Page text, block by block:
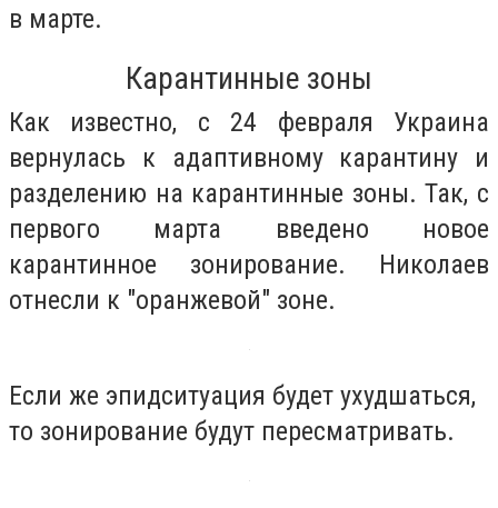
в марте.
Карантинные зоны
Как известно, с 24 февраля Украина
вернулась к адаптивному карантину и
разделению на карантинные зоны. Так, с
первого марта введено новое
карантинное зонирование. Николаев
отнесли к "оранжевой" зоне.
Если же эпидситуация будет ухудшаться,
то зонирование будут пересматривать.